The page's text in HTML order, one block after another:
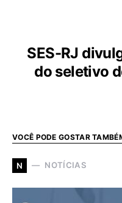
SES-RJ
do seletivo
VOCÊ PODE GOSTAR
N NOTÍCIAS